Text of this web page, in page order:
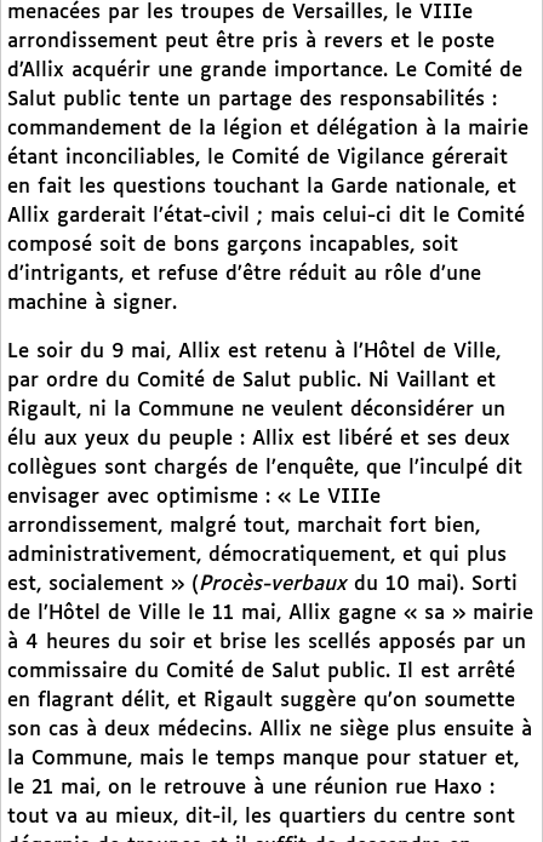
menacées par les troupes de Versailles, le VIIIe
arrondissement peut être pris à revers et le poste
d’Allix acquérir une grande importance. Le Comité de
Salut public tente un partage des responsabilités :
commandement de la légion et délégation à la mairie
étant inconciliables, le Comité de Vigilance gérerait
en fait les questions touchant la Garde nationale, et
Allix garderait l’état-civil ; mais celui-ci dit le Comité
composé soit de bons garçons incapables, soit
d’intrigants, et refuse d’être réduit au rôle d’une
machine à signer.
Le soir du 9 mai, Allix est retenu à l’Hôtel de Ville,
par ordre du Comité de Salut public. Ni Vaillant et
Rigault, ni la Commune ne veulent déconsidérer un
élu aux yeux du peuple : Allix est libéré et ses deux
collègues sont chargés de l’enquête, que l’inculpé dit
envisager avec optimisme : « Le VIIIe
arrondissement, malgré tout, marchait fort bien,
administrativement, démocratiquement, et qui plus
est, socialement » (Procès-verbauxdu 10 mai). Sorti
de l’Hôtel de Ville le 11 mai, Allix gagne « sa » mairie
à 4 heures du soir et brise les scellés apposés par un
commissaire du Comité de Salut public. Il est arrêté
en flagrant délit, et Rigault suggère qu’on soumette
son cas à deux médecins. Allix ne siège plus ensuite à
la Commune, mais le temps manque pour statuer et,
le 21 mai, on le retrouve à une réunion rue Haxo :
tout va au mieux, dit-il, les quartiers du centre sont